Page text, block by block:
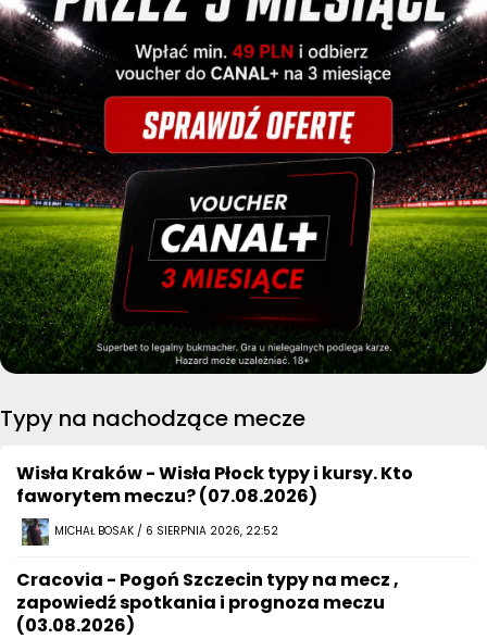
Typy na nachodzące mecze
Wisła Kraków - Wisła Płock typy i kursy. Kto
faworytem meczu? (07.08.2026)
MICHAŁ BOSAK / 6 SIERPNIA 2026, 22:52
Cracovia - Pogoń Szczecin typy na mecz ,
zapowiedź spotkania i prognoza meczu
(03.08.2026)